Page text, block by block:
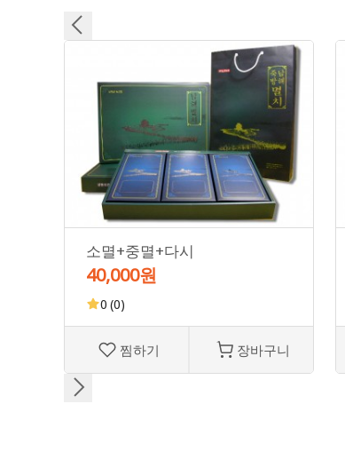
소멸+중멸+다시
40,000원
0 (0)
찜하기 장바구니